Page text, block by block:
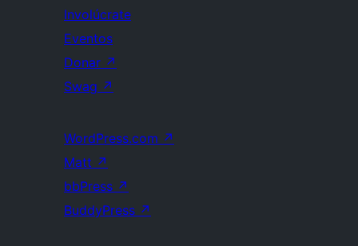
Involúcrate
Eventos
Donar ↗
Swag ↗
WordPress.com ↗
Matt ↗
bbPress ↗
BuddyPress ↗